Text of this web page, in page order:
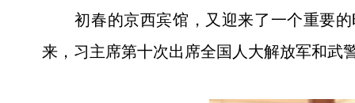
初春的京西宾馆，又迎来了一个重要的
来，习主席第十次出席全国人大解放军和武